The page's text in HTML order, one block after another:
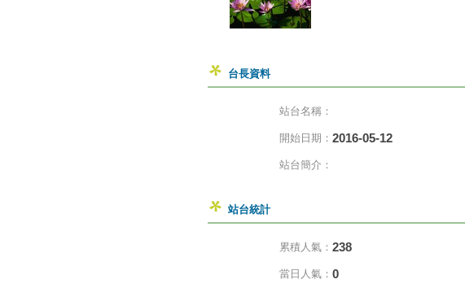
台長資料
站台名稱：
開始日期： 2016-05-12
站台簡介：
站台統計
累積人氣： 238
當日人氣： 0